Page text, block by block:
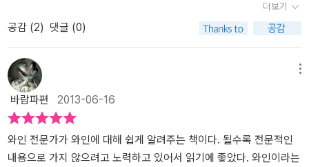
는 순간이 온다. (이 셋째는 좀 이상한 것이 KGB나CRUSIER 같은 맛
난 술을 마시면 속이 안 좋아지지 않는다는 사실. 이 이유는 나도 모르
겠다.)'술을 잘 마시는 게 소원'인 사람이 있을까? 그게 바로 나다. 그
러면 대답은 둘로 나뉜다. 젊은 사람은 '마시면 마실수록 늘어' 라고
하고 어르신들은 십 중 구는'그거 잘 마셔서 뭐하게' 라고 하신다.내게
는 더 현실적인 대답이 후자다. 왜냐면 나는 결코 마셔대도 늘 것 같지
않다.이 정도면 술과는 거리를 둔 채 인생을 사는 것이 맞을런지도. 그
리고 와인을 추천해둔 페이지는 내게 실습에 있어 꼭 필요한 내용이
었다. 가격, 원산지, 맛 등으로 와인을 추천하고 있었다. 이제 추천해
더보기
공감 (2) 댓글 (0)
바람파편 2013-06-16
와인 전문가가 와인에 대해 쉽게 알려주는 책이다. 될수록 전문적인
내용으로 가지 않으려고 노력하고 있어서 읽기에 좋았다. 와인이라는